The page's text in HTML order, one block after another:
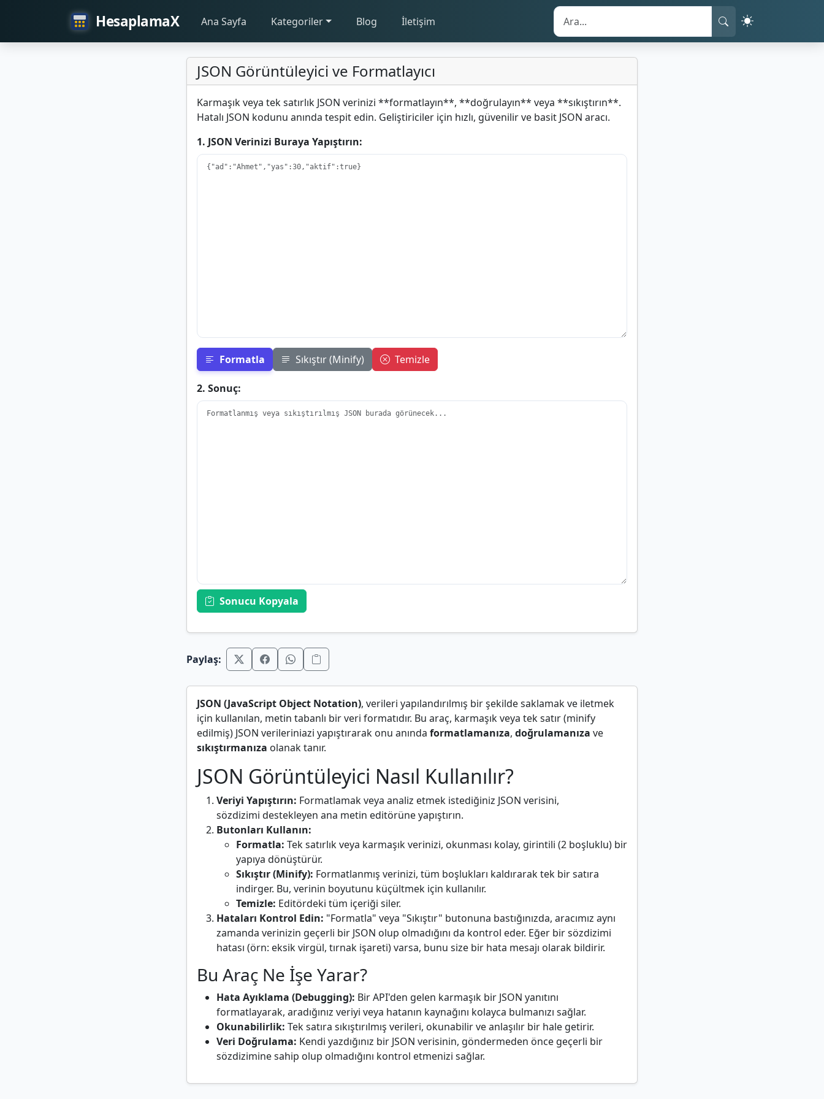
HesaplamaX Ana Sayfa Kategoriler Blog İletişim
JSON Görüntüleyici ve Formatlayıcı
Karmaşık veya tek satırlık JSON verinizi **formatlayın**, **doğrulayın** veya **sıkıştırın**.
Hatalı JSON kodunu anında tespit edin. Geliştiriciler için hızlı, güvenilir ve basit JSON aracı.
1. JSON Verinizi Buraya Yapıştırın:
Formatla Sıkıştır (Minify) Temizle
2. Sonuç:
Sonucu Kopyala
Paylaş:
JSON (JavaScript Object Notation), verileri yapılandırılmış bir şekilde saklamak ve iletmek
için kullanılan, metin tabanlı bir veri formatıdır. Bu araç, karmaşık veya tek satır (minify
edilmiş) JSON verileriniazi yapıştırarak onu anında formatlamanıza, doğrulamanıza ve
sıkıştırmanıza olanak tanır.
JSON Görüntüleyici Nasıl Kullanılır?
Veriyi Yapıştırın: Formatlamak veya analiz etmek istediğiniz JSON verisini,
sözdizimi destekleyen ana metin editörüne yapıştırın.
Butonları Kullanın:
Formatla: Tek satırlık veya karmaşık verinizi, okunması kolay, girintili (2 boşluklu) bir
yapıya dönüştürür.
Sıkıştır (Minify): Formatlanmış verinizi, tüm boşlukları kaldırarak tek bir satıra
indirger. Bu, verinin boyutunu küçültmek için kullanılır.
Temizle: Editördeki tüm içeriği siler.
Hataları Kontrol Edin: "Formatla" veya "Sıkıştır" butonuna bastığınızda, aracımız aynı
zamanda verinizin geçerli bir JSON olup olmadığını da kontrol eder. Eğer bir sözdizimi
hatası (örn: eksik virgül, tırnak işareti) varsa, bunu size bir hata mesajı olarak bildirir.
Bu Araç Ne İşe Yarar?
Hata Ayıklama (Debugging): Bir API'den gelen karmaşık bir JSON yanıtını
formatlayarak, aradığınız veriyi veya hatanın kaynağını kolayca bulmanızı sağlar.
Okunabilirlik: Tek satıra sıkıştırılmış verileri, okunabilir ve anlaşılır bir hale getirir.
Veri Doğrulama: Kendi yazdığınız bir JSON verisinin, göndermeden önce geçerli bir
sözdizimine sahip olup olmadığını kontrol etmenizi sağlar.